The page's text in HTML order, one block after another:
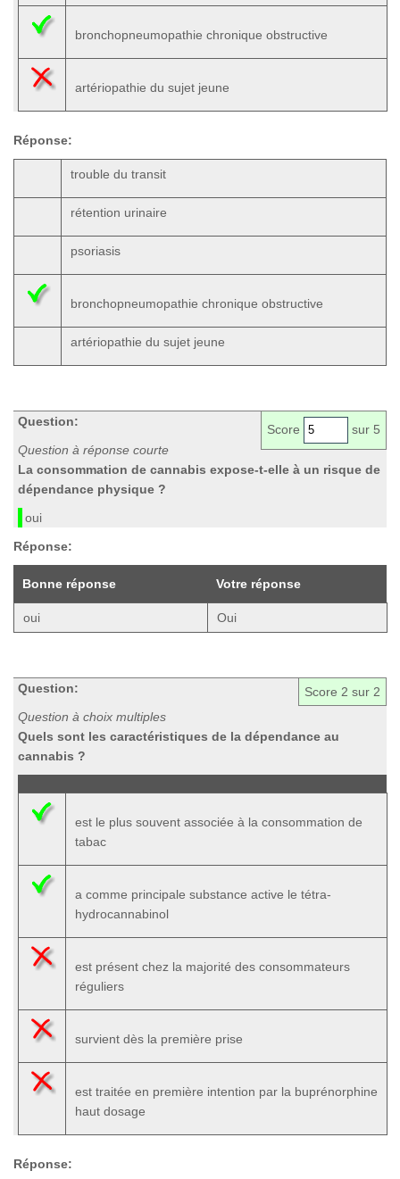
bronchopneumopathie chronique obstructive
artériopathie du sujet jeune
Réponse:
trouble du transit
rétention urinaire
psoriasis
bronchopneumopathie chronique obstructive
artériopathie du sujet jeune
Score sur 5
Question:
Question à réponse courte
La consommation de cannabis expose-t-elle à un risque de
dépendance physique ?
oui
Réponse:
Bonne réponse Votre réponse
oui Oui
Score 2 sur 2
Question:
Question à choix multiples
Quels sont les caractéristiques de la dépendance au
cannabis ?
est le plus souvent associée à la consommation de
tabac
a comme principale substance active le tétra-
hydrocannabinol
est présent chez la majorité des consommateurs
réguliers
survient dès la première prise
est traitée en première intention par la buprénorphine
haut dosage
Réponse: